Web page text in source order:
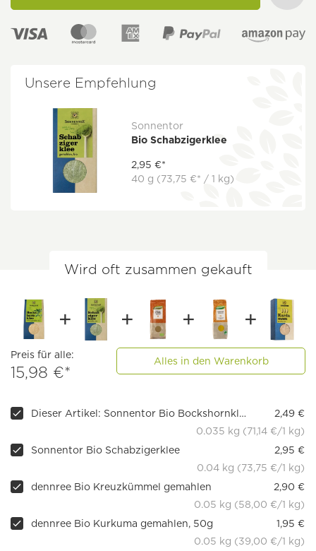
Unsere Empfehlung
Sonnentor
Bio Schabzigerklee
2,95 €*
40 g (73,75 €* / 1 kg)
Wird oft zusammen gekauft
Preis für alle:
15,98 €*
Alles in den Warenkorb
Dieser Artikel: Sonnentor Bio Bockshornklee gemahlen
2,49 €
0.035 kg (71,14 €/1 kg)
Sonnentor Bio Schabzigerklee
2,95 €
0.04 kg (73,75 €/1 kg)
dennree Bio Kreuzkümmel gemahlen
2,90 €
0.05 kg (58,00 €/1 kg)
dennree Bio Kurkuma gemahlen, 50g
1,95 €
0.05 kg (39,00 €/1 kg)